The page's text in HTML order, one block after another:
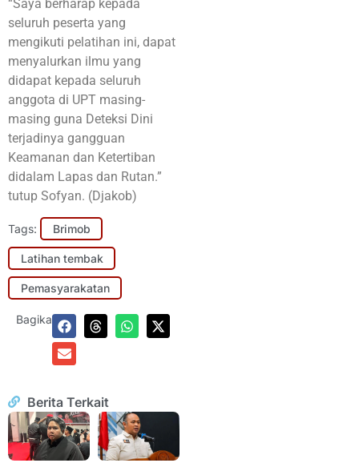
“Saya berharap kepada
seluruh peserta yang
mengikuti pelatihan ini, dapat
menyalurkan ilmu yang
didapat kepada seluruh
anggota di UPT masing-
masing guna Deteksi Dini
terjadinya gangguan
Keamanan dan Ketertiban
didalam Lapas dan Rutan.”
tutup Sofyan. (Djakob)
Tags: Brimob
Latihan tembak
Pemasyarakatan
Bagikan:
Berita Terkait